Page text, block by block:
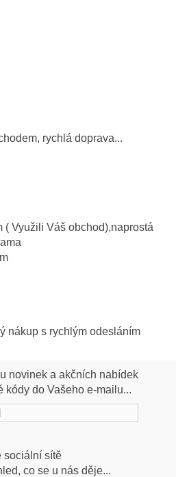
rychlá doprava...
( Využili Váš obchod),naprostá
nákup s rychlým odesláním
novinek a akčních nabídek
kódy do Vašeho e-mailu...
sociální sítě
co se u nás děje...